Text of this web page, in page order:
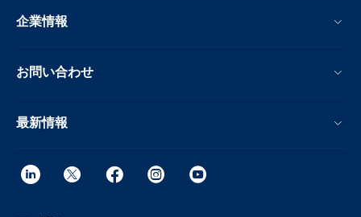
企業情報
お問い合わせ
最新情報